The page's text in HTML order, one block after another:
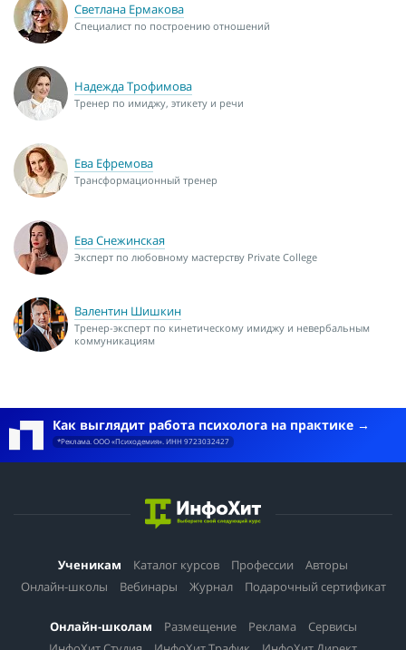
Светлана Ермакова
Специалист по построению отношений
Надежда Трофимова
Тренер по имиджу, этикету и речи
Ева Ефремова
Трансформационный тренер
Ева Снежинская
Эксперт по любовному мастерству Private College
Валентин Шишкин
Тренер-эксперт по кинетическому имиджу и невербальным
коммуникациям
Как выглядит работа психолога на практике
*Реклама. ООО «Психодемия». ИНН 9723032427
Ученикам Каталог курсов Профессии
Авторы
Онлайн-школы
Вебинары Журнал Подарочный сертификат
Онлайн-школам Размещение Реклама
Сервисы